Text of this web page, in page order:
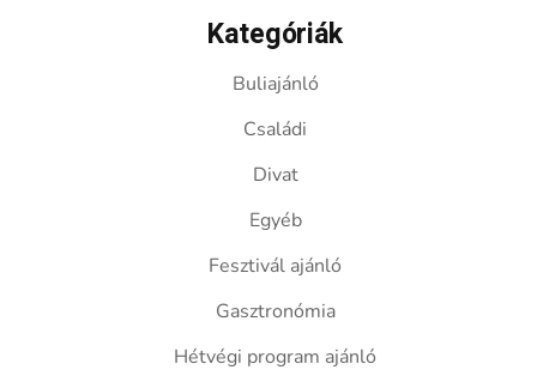
Kategóriák
Buliajánló
Családi
Divat
Egyéb
Fesztivál ajánló
Gasztronómia
Hétvégi program ajánló